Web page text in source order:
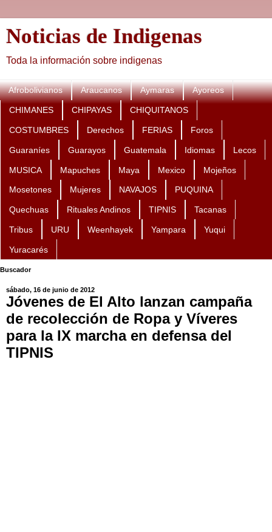
Noticias de Indigenas
Toda la información sobre indigenas
Afrobolivianos Araucanos Aymaras Ayoreos
CHIMANES CHIPAYAS CHIQUITANOS
COSTUMBRES Derechos FERIAS Foros
Guaraníes Guarayos Guatemala Idiomas Lecos
MUSICA Mapuches Maya Mexico Mojeños
Mosetones Mujeres NAVAJOS PUQUINA
Quechuas Rituales Andinos TIPNIS Tacanas
Tribus URU Weenhayek Yampara Yuqui
Yuracarés
Buscador
sábado, 16 de junio de 2012
Jóvenes de El Alto lanzan campaña
de recolección de Ropa y Víveres
para la IX marcha en defensa del
TIPNIS